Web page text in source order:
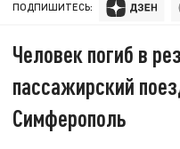
ПОДПИШИТЕСЬ:
Человек погиб в
пассажирский
Симферополь